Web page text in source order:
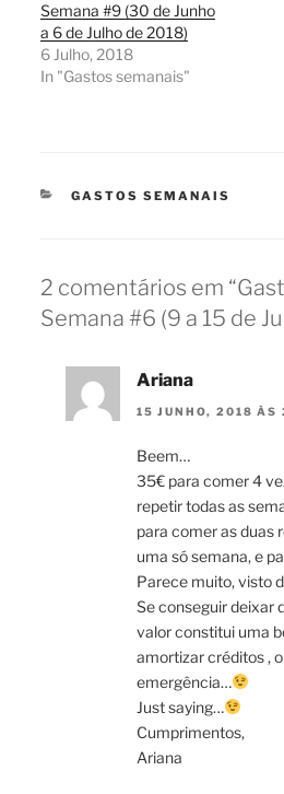
Semana #9 (30 de Junho
a 6 de Julho de 2018)
6 Julho, 2018
In "Gastos semanais"
CATEGORIAS
GASTOS SEMANAIS
2 comentários em
Semana #6 (9 a 15 de
Ariana
15 JUNHO, 2018 ÀS
Beem…
35€ para comer 4
repetir todas as
para comer as duas
uma só semana, e
Parece muito, visto
Se conseguir deixar
valor constitui uma
amortizar créditos ,
emergência…
Just saying…
Cumprimentos,
Ariana